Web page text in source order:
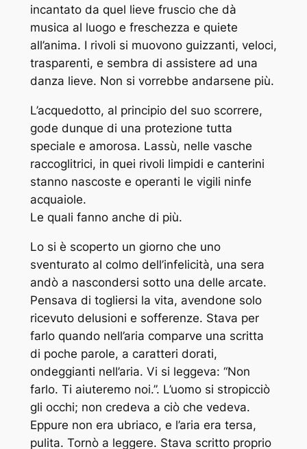
incantato da quel lieve fruscio che dà
musica al luogo e freschezza e quiete
all’anima. I rivoli si muovono guizzanti, veloci,
trasparenti, e sembra di assistere ad una
danza lieve. Non si vorrebbe andarsene più.
L’acquedotto, al principio del suo scorrere,
gode dunque di una protezione tutta
speciale e amorosa. Lassù, nelle vasche
raccoglitrici, in quei rivoli limpidi e canterini
stanno nascoste e operanti le vigili ninfe
acquaiole.
Le quali fanno anche di più.
Lo si è scoperto un giorno che uno
sventurato al colmo dell’infelicità, una sera
andò a nascondersi sotto una delle arcate.
Pensava di togliersi la vita, avendone solo
ricevuto delusioni e sofferenze. Stava per
farlo quando nell’aria comparve una scritta
di poche parole, a caratteri dorati,
ondeggianti nell’aria. Vi si leggeva: “Non
farlo. Ti aiuteremo noi.”. L’uomo si stropicciò
gli occhi; non credeva a ciò che vedeva.
Eppure non era ubriaco, e l’aria era tersa,
pulita. Tornò a leggere. Stava scritto proprio